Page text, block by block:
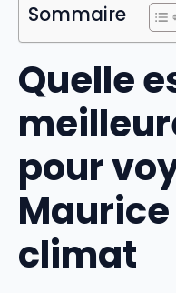
Sommaire
Quelle
pour
climat